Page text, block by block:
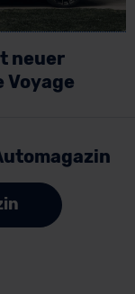
neuer
Voyage